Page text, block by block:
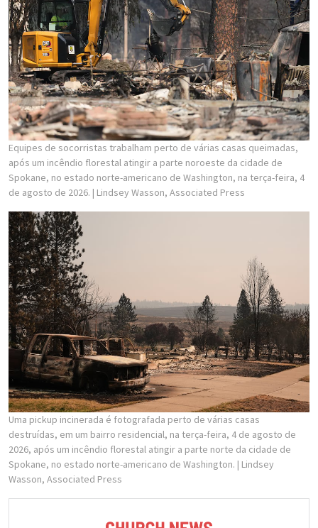
Equipes de socorristas trabalham perto de várias casas queimadas,
após um incêndio florestal atingir a parte noroeste da cidade de
Spokane, no estado norte-americano de Washington, na terça-feira, 4
de agosto de 2026. | Lindsey Wasson, Associated Press
Uma pickup incinerada é fotografada perto de várias casas
destruídas, em um bairro residencial, na terça-feira, 4 de agosto de
2026, após um incêndio florestal atingir a parte norte da cidade de
Spokane, no estado norte-americano de Washington. | Lindsey
Wasson, Associated Press